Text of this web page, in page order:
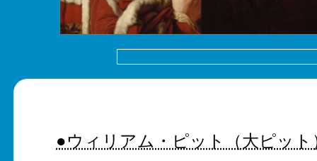
●ウィリアム・ピット（大ピット